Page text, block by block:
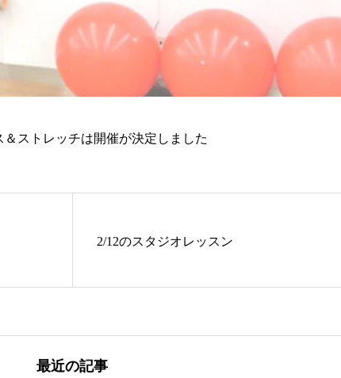
＆ストレッチは開催が決定しました
2/12のスタジオレッスン
最近の記事